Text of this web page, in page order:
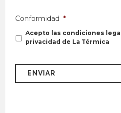
Conformidad *
Acepto las condiciones
privacidad de La Térmica